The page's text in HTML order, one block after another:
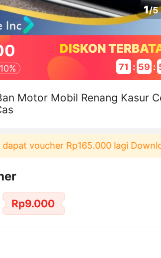
1/5
10%
DISKON
71 : 59 :
Motor Mobil Renang Kasur
voucher Rp165.000 lagi Download &
Rp9.000